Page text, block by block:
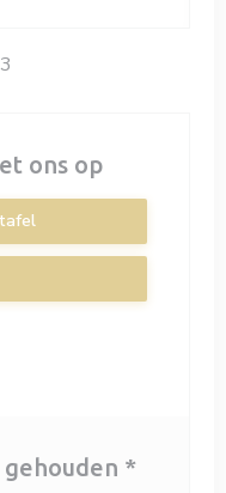
3
ons op
*